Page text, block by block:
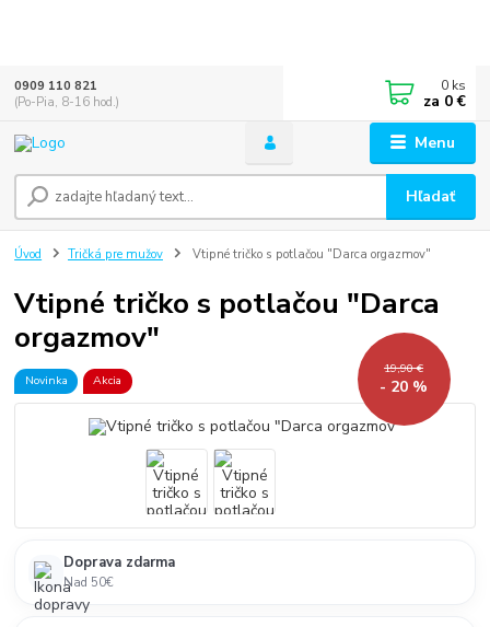
Menu
Hľadať
0909 110 821
(Po-Pia, 8-16 hod.)
0 ks
za 0 €
Úvod Tričká pre mužov Vtipné tričko s potlačou "Darca orgazmov"
Vtipné tričko s potlačou "Darca
orgazmov"
Novinka Akcia
19,90 €
- 20 %
Doprava zdarma
Nad 50€